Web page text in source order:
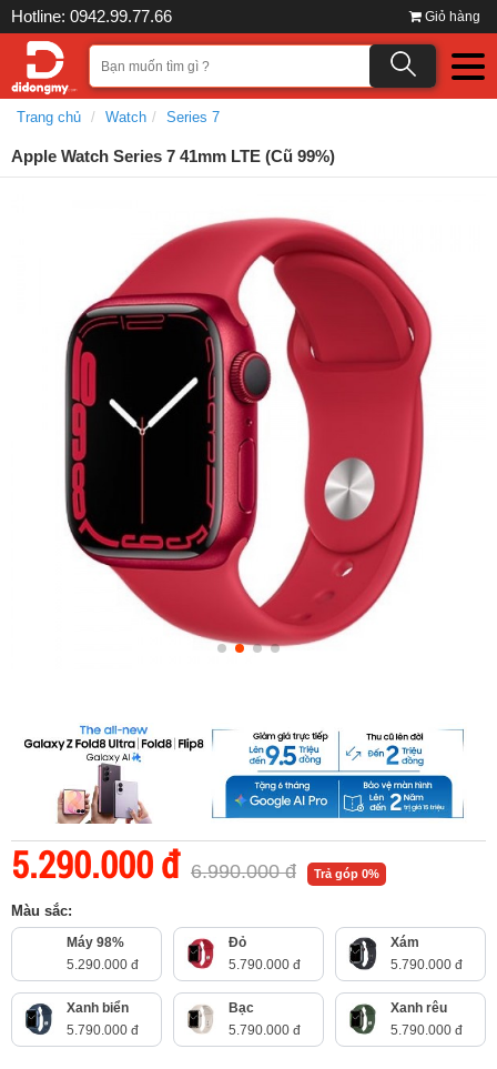
Hotline: 0942.99.77.66 Giỏ hàng
Trang chủ Watch Series 7
Apple Watch Series 7 41mm LTE (Cũ 99%)
5.290.000 đ 6.990.000 đ Trả góp 0%
Màu sắc:
Máy 98%
5.290.000 đ
Đỏ
5.790.000 đ
Xám
5.790.000 đ
Xanh biển
5.790.000 đ
Bạc
5.790.000 đ
Xanh rêu
5.790.000 đ